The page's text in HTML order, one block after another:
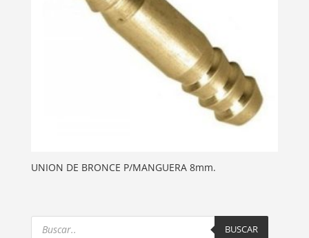
UNION DE BRONCE P/MANGUERA 8mm.
Products
search BUSCAR